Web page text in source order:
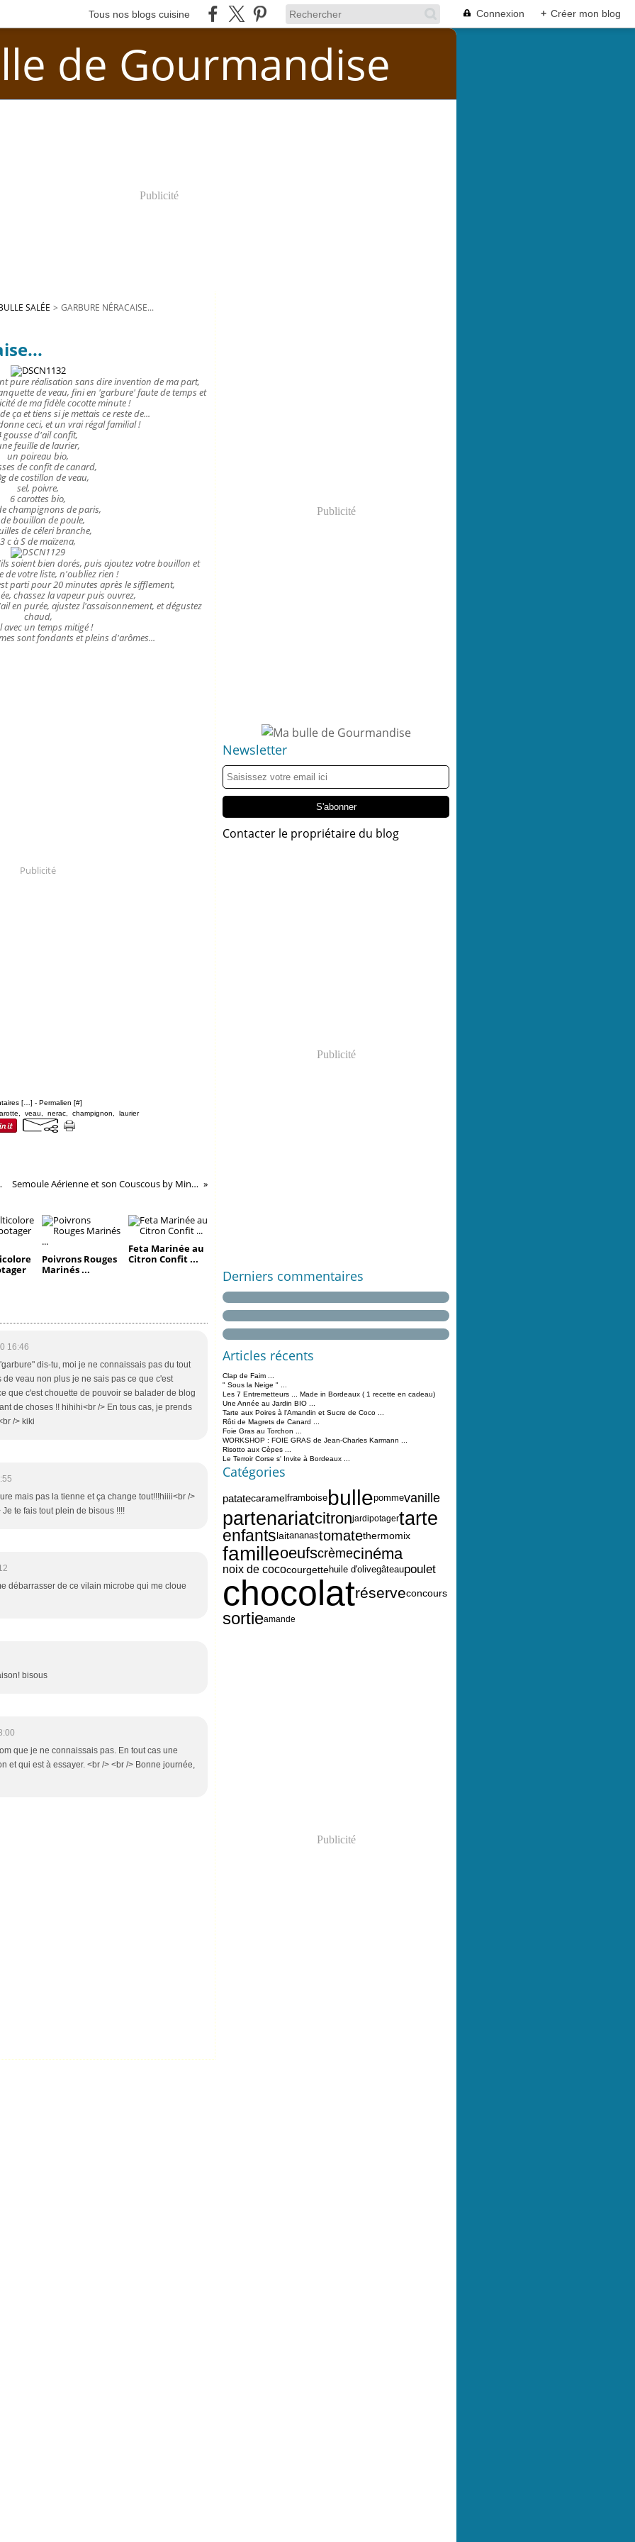
Tous nos blogs cuisine Connexion + Créer mon blog
de Gourmandise
Publicité
SALÉE > GARBURE NÉRACAISE...
pure réalisation sans dire invention de ma part,
de veau, fini en 'garbure' faute de temps et
de ma fidèle cocotte minute !
ça et tiens si je mettais ce reste de...
ceci, et un vrai régal familial !
gousse d'ail confit,
feuille de laurier,
un poireau bio,
de confit de canard,
de costillon de veau,
sel, poivre,
6 carottes bio,
champignons de paris,
de bouillon de poule,
de céleri branche,
3 c à S de maïzena,
soient bien dorés, puis ajoutez votre bouillon et
de votre liste, n'oubliez rien !
parti pour 20 minutes après le sifflement,
chassez la vapeur puis ouvrez,
en purée, ajustez l'assaisonnement, et dégustez
chaud,
avec un temps mitigé !
sont fondants et pleins d'arômes...
Publicité
[ ] - Permalien [#]
veau nerac champignon laurier
Semoule Aérienne et son Couscous by Mina...
Poivrons Rouges
Marinés ...
Feta Marinée au
Citron Confit ...
16:46
dis-tu, moi je ne connaissais pas du tout
de veau non plus je ne sais pas ce que c'est
que c'est chouette de pouvoir se balader de blog
de choses !! hihihi<br /> En tous cas, je prends
/> kiki
mais pas la tienne et ça change tout!!!hiiii<br />
te fais tout plein de bisous !!!!
débarrasser de ce vilain microbe qui me cloue
bisous
que je ne connaissais pas. En tout cas une
et qui est à essayer. <br /> <br /> Bonne journée,
Publicité
Newsletter
Contacter le propriétaire du blog
Publicité
Derniers commentaires
Articles récents
Clap de Faim ...
" Sous la Neige " ...
Les 7 Entremetteurs ... Made in Bordeaux ( 1 recette en cadeau)
Une Année au Jardin BIO ...
Tarte aux Poires à l'Amandin et Sucre de Coco ...
Rôti de Magrets de Canard ...
Foie Gras au Torchon ...
WORKSHOP : FOIE GRAS de Jean-Charles Karmann ...
Risotto aux Cèpes ...
Le Terroir Corse s' Invite à Bordeaux ...
Catégories
patatecaramelframboisebullepommevanille
partenariatcitronjardipotagertarte
enfantslaitananastomatethermomix
familleoeufscrèmecinéma
noix de cococourgettehuile d'olivegâteaupoulet
chocolatréserveconcours
sortieamande
Publicité